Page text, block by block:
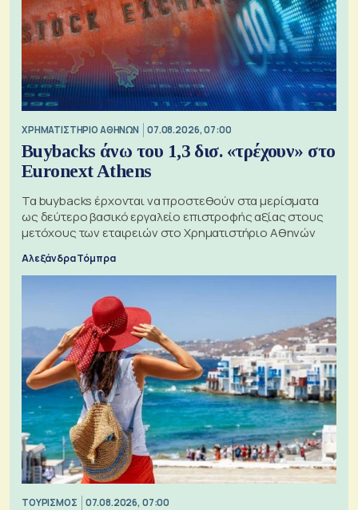
XΡΗΜΑΤΙΣΤΗΡΙΟ ΑΘΗΝΩΝ 07.08.2026, 07:00
Buybacks άνω του 1,3 δισ. «τρέχουν» στο
Euronext Athens
Τα buybacks έρχονται να προστεθούν στα μερίσματα
ως δεύτερο βασικό εργαλείο επιστροφής αξίας στους
μετόχους των εταιρειών στο Χρηματιστήριο Αθηνών
Αλεξάνδρα Τόμπρα
ΤΟΥΡΙΣΜΟΣ 07.08.2026, 07:00